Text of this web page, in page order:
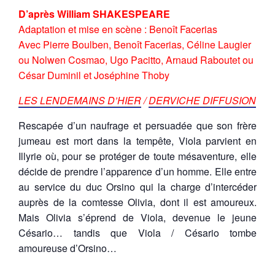
D’après William SHAKESPEARE
Adaptation et mise en scène : Benoît Facerias
Avec Pierre Boulben, Benoît Facerias, Céline Laugier
ou Nolwen Cosmao, Ugo Pacitto, Arnaud Raboutet ou
César Duminil et Joséphine Thoby
LES LENDEMAINS D’HIER/DERVICHE DIFFUSION
Rescapée d’un naufrage et persuadée que son frère
jumeau est mort dans la tempête, Viola parvient en
Illyrie où, pour se protéger de toute mésaventure, elle
décide de prendre l’apparence d’un homme. Elle entre
au service du duc Orsino qui la charge d’intercéder
auprès de la comtesse Olivia, dont il est amoureux.
Mais Olivia s’éprend de Viola, devenue le jeune
Césario… tandis que Viola / Césario tombe
amoureuse d’Orsino…